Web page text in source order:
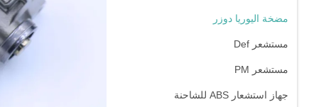
مضخة اليوريا دوزر
مستشعر Def
مستشعر PM
جهاز استشعار ABS للشاحنة